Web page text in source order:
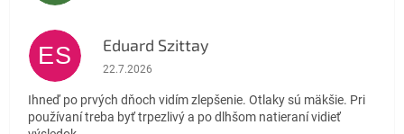
ES Eduard Szittay
Hodnotenie obchodu je 5 z 5 hviezdičiek.
22.7.2026
Ihneď po prvých dňoch vidím zlepšenie. Otlaky sú mäkšie. Pri
používaní treba byť trpezlivý a po dlhšom natieraní vidieť